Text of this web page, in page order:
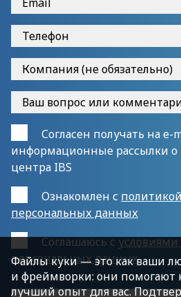
Согласен получать на e-
информационные рассылки о
центра IBS
Ознакомлен с
персональных данных
Cоглашаюсь сусловиями
персональных данных
Файлы куки — это как ваши
и фреймворки: они помогают
лучший опыт для вас.